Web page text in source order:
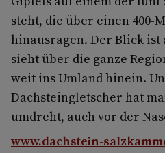
steht, die über einen 400-
hinausragen. Der Blick ist
sieht über die ganze
weit ins Umland hinein.
Dachsteingletscher hat
umdreht, auch vor der
www.dachstein-